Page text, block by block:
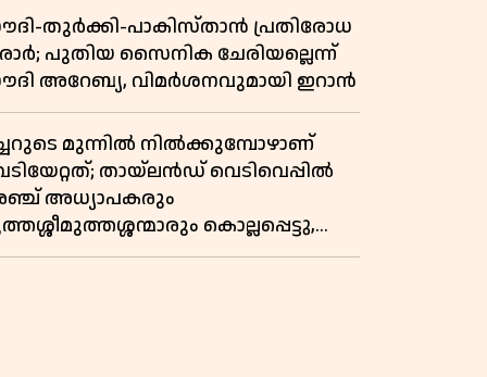
തുർക്കി-പാകിസ്താൻ പ്രതിരോധ
പുതിയ സൈനിക ചേരിയല്ലെന്ന്
അറേബ്യ, വിമർശനവുമായി ഇറാൻ
മുന്നിൽ നിൽക്കുമ്പോഴാണ്
തായ്‌ലൻഡ് വെടിവെപ്പിൽ
അധ്യാപകരും
കൊല്ലപ്പെട്ടു,
7; ഞെട്ടിക്കുന്ന